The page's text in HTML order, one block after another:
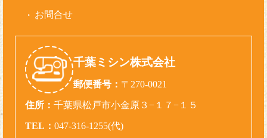
お問合せ
千葉ミシン株式会社
郵便番号： 〒270-0021
住所： 千葉県松戸市小金原３−１７−１５
TEL： 047-316-1255(代)